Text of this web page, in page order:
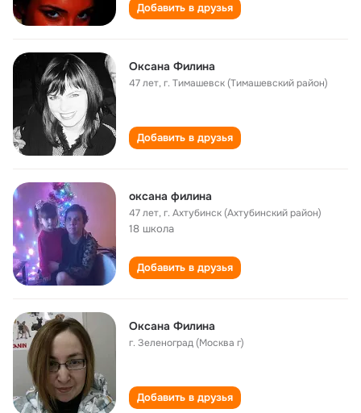
Добавить в друзья
Оксана Филина
47 лет,г. Тимашевск (Тимашевский район)
Добавить в друзья
оксана филина
47 лет,г. Ахтубинск (Ахтубинский район)
18 школа
Добавить в друзья
Оксана Филина
г. Зеленоград (Москва г)
Добавить в друзья